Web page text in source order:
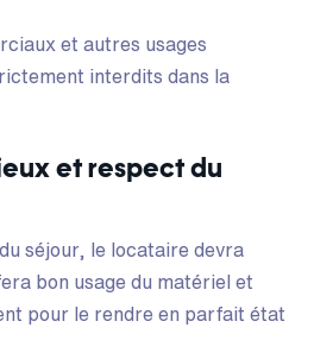
et autres usages
interdits dans la
et respect du
séjour, le locataire devra
bon usage du matériel et
pour le rendre en parfait état